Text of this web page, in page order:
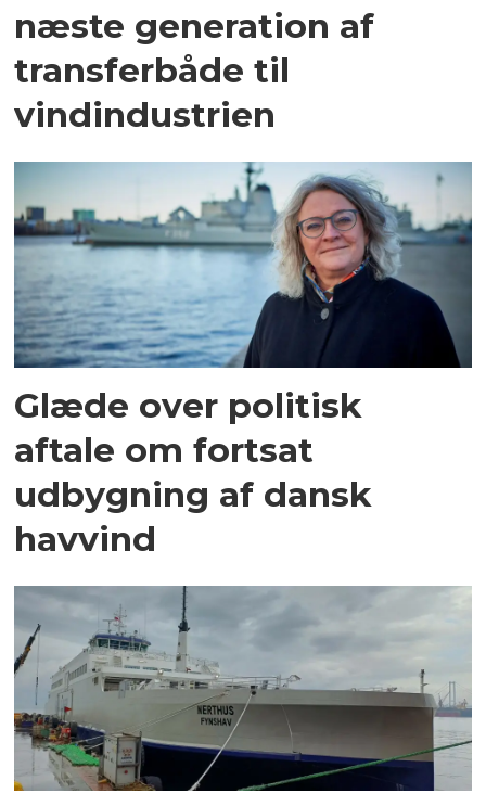
næste generation af
transferbåde til
vindindustrien
Glæde over politisk
aftale om fortsat
udbygning af dansk
havvind